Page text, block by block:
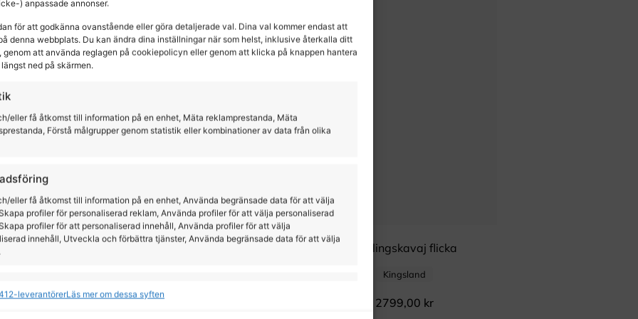
) anpassade annonser.
för att godkänna ovanstående eller göra detaljerade val. Dina val kommer endast att
denna webbplats. Du kan ändra dina inställningar när som helst, inklusive återkalla ditt
genom att använda reglagen på cookiepolicyn eller genom att klicka på knappen hantera
ned på skärmen.
eller få åtkomst till information på en enhet, Mäta reklamprestanda, Mäta
Förstå målgrupper genom statistik eller kombinationer av data från olika
eller få åtkomst till information på en enhet, Använda begränsade data för att välja
profiler för personaliserad reklam, Använda profiler för att välja personaliserad
profiler för att personaliserad innehåll, Använda profiler för att välja
innehåll, Utveckla och förbättra tjänster, Använda begränsade data för att välja
leverantörerLäs mer om dessa syften
Show Shirt
kr
RIDKAVAJ WENDY Tävlingskavaj flicka
Kingsland
2799,00 kr